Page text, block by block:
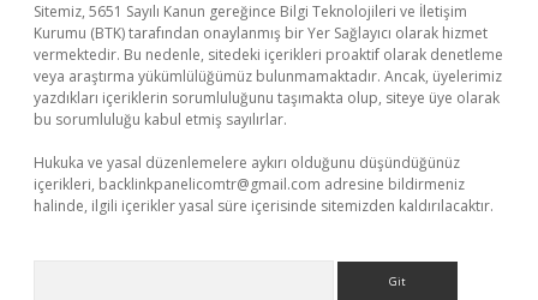
Sitemiz, 5651 Sayılı Kanun gereğince Bilgi Teknolojileri ve İletişim
Kurumu (BTK) tarafından onaylanmış bir Yer Sağlayıcı olarak hizmet
vermektedir. Bu nedenle, sitedeki içerikleri proaktif olarak denetleme
veya araştırma yükümlülüğümüz bulunmamaktadır. Ancak, üyelerimiz
yazdıkları içeriklerin sorumluluğunu taşımakta olup, siteye üye olarak
bu sorumluluğu kabul etmiş sayılırlar.
Hukuka ve yasal düzenlemelere aykırı olduğunu düşündüğünüz
içerikleri, backlinkpanelicomtr@gmail.com adresine bildirmeniz
halinde, ilgili içerikler yasal süre içerisinde sitemizden kaldırılacaktır.